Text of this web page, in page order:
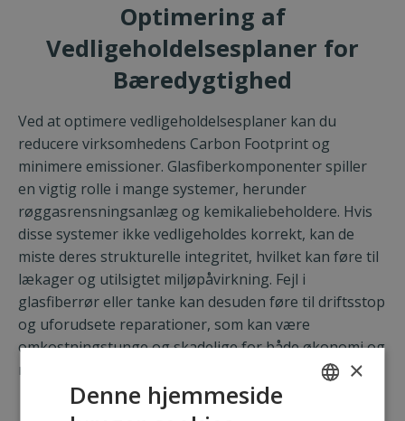
Optimering af
Vedligeholdelsesplaner for
Bæredygtighed
Ved at optimere vedligeholdelsesplaner kan du
reducere virksomhedens Carbon Footprint og
minimere emissioner. Glasfiberkomponenter spiller
en vigtig rolle i mange systemer, herunder
røggasrensningsanlæg og kemikaliebeholdere. Hvis
disse systemer ikke vedligeholdes korrekt, kan de
miste deres strukturelle integritet, hvilket kan føre til
lækager og utilsigtet miljøpåvirkning. Fejl i
glasfiberrør eller tanke kan desuden føre til driftsstop
og uforudsete reparationer, som kan være
omkostningstunge og skadelige for både økonomi og
miljø.
×
Denne hjemmeside